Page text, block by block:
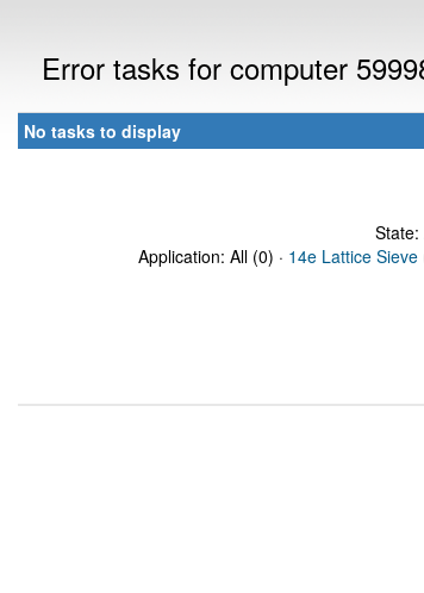
Error tasks for computer
No tasks to display
State:
Application: All (0) · 14e Lattice Sieve